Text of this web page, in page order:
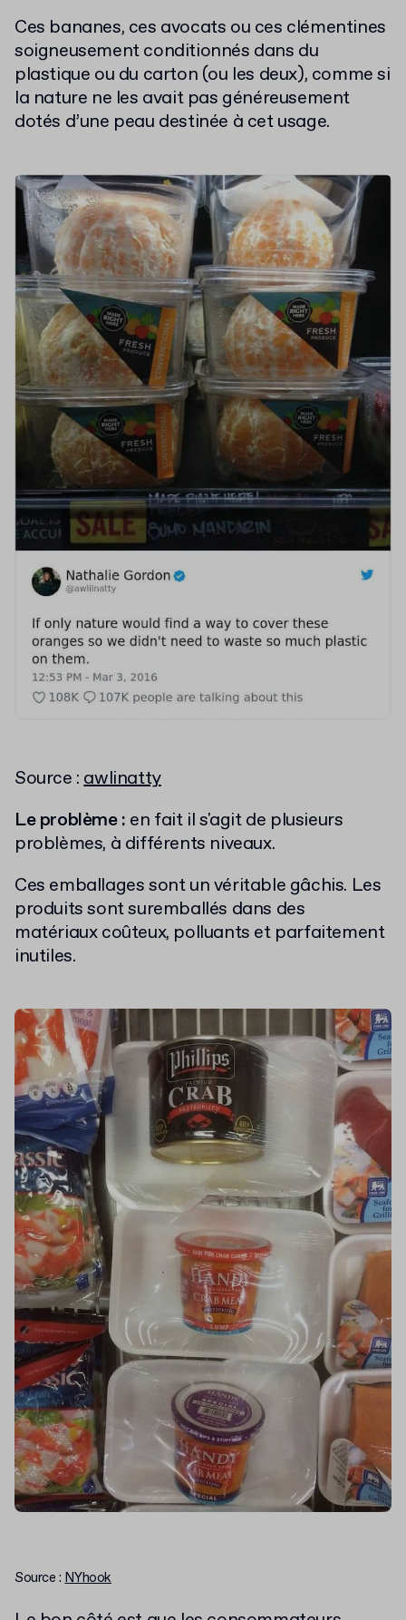
Ces bananes, ces avocats ou ces clémentines
soigneusement conditionnés dans du
plastique ou du carton (ou les deux), comme si
la nature ne les avait pas généreusement
dotés d’une peau destinée à cet usage.
Source :awlinatty
Le problème : en fait il s'agit de plusieurs
problèmes, à différents niveaux.
Ces emballages sont un véritable gâchis. Les
produits sont suremballés dans des
matériaux coûteux, polluants et parfaitement
inutiles.
Source :NYhook